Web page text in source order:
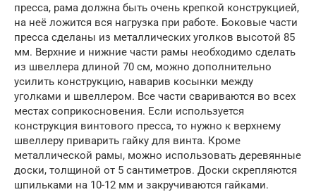
пресса, рама должна быть очень крепкой конструкцией,
на неё ложится вся нагрузка при работе. Боковые части
пресса сделаны из металлических уголков высотой 85
мм. Верхние и нижние части рамы необходимо сделать
из швеллера длиной 70 см, можно дополнительно
усилить конструкцию, наварив косынки между
уголками и швеллером. Все части свариваются во всех
местах соприкосновения. Если используется
конструкция винтового пресса, то нужно к верхнему
швеллеру приварить гайку для винта. Кроме
металлической рамы, можно использовать деревянные
доски, толщиной от 5 сантиметров. Доски скрепляются
шпильками на 10-12 мм и закручиваются гайками.